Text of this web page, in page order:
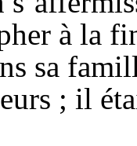
à la
sa
; il